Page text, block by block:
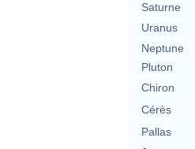
Saturne
Uranus
Neptune
Pluton
Chiron
Cérès
Pallas